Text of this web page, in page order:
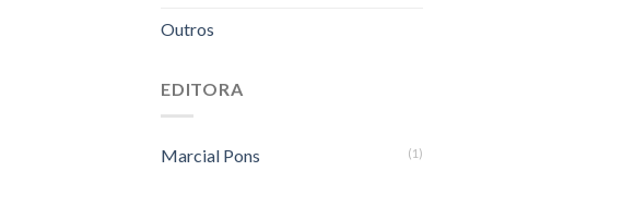
Outros
EDITORA
Marcial Pons (1)